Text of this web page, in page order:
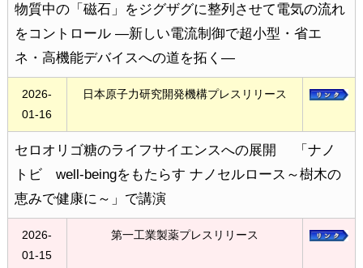
物質中の「磁石」をジグザグに整列させて電気の流れ
をコントロール ―新しい電流制御で超小型・省エ
ネ・高機能デバイスへの道を拓く―
2026-
01-16
日本原子力研究開発機構プレスリリース
セロオリゴ糖のライフサイエンスへの展開 「ナノ
トビ well-beingをもたらす ナノセルロース～樹木の
恵みで健康に～」で講演
2026-
01-15
第一工業製薬プレスリリース